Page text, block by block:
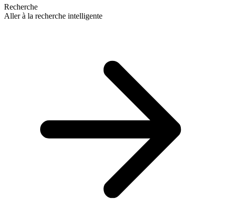
Recherche
Aller à la recherche intelligente